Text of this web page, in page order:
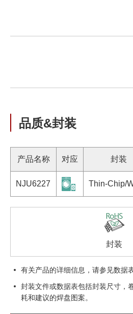
品质&封装
产品名称 对应 封装
NJU6227 Thin-Chip/
封装
有关产品的详细信息，请参见数据表
封装文件或数据表包括封装尺寸，
耗和建议的焊盘图案。